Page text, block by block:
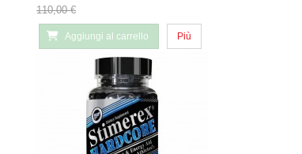
110,00 €
Aggiungi al carrello Più